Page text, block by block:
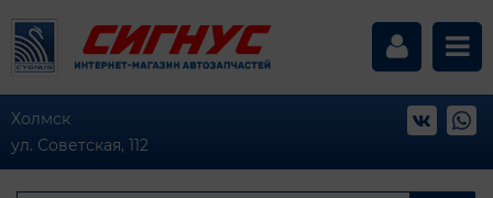
Холмск
ул. Советская, 112